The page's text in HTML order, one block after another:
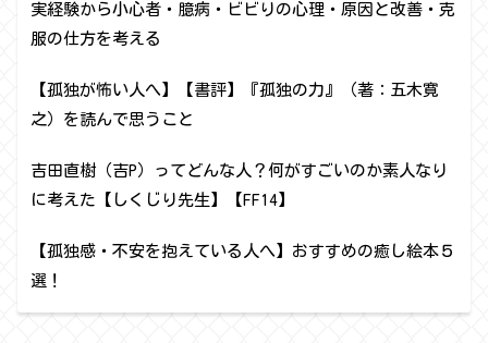
実経験から小心者・臆病・ビビりの心理・原因と改善・克
服の仕方を考える
【孤独が怖い人へ】【書評】『孤独の力』（著：五木寛
之）を読んで思うこと
吉田直樹（吉P）ってどんな人？何がすごいのか素人なり
に考えた【しくじり先生】【FF14】
【孤独感・不安を抱えている人へ】おすすめの癒し絵本５
選！